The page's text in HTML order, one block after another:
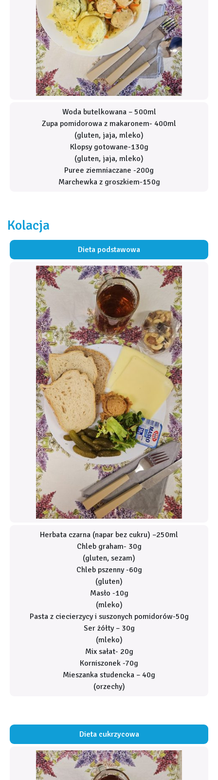
Woda butelkowana – 500ml
Zupa pomidorowa z makaronem- 400ml
(gluten, jaja, mleko)
Klopsy gotowane-130g
(gluten, jaja, mleko)
Puree ziemniaczane -200g
Marchewka z groszkiem-150g
Kolacja
Dieta podstawowa
Herbata czarna (napar bez cukru) –250ml
Chleb graham- 30g
(gluten, sezam)
Chleb pszenny -60g
(gluten)
Masło -10g
(mleko)
Pasta z ciecierzycy i suszonych pomidorów-50g
Ser żółty – 30g
(mleko)
Mix sałat- 20g
Korniszonek -70g
Mieszanka studencka – 40g
(orzechy)
Dieta cukrzycowa